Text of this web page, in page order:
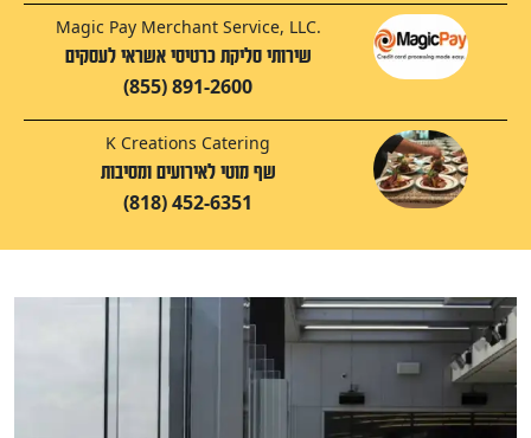
Magic Pay Merchant Service, LLC.
שירותי סליקת כרטיסי אשראי לעסקים
(855) 891-2600
K Creations Catering
שף מוטי לאירועים ומסיבות
(818) 452-6351